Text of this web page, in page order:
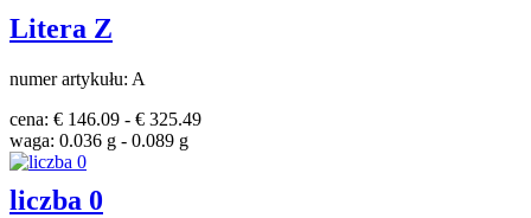
Litera Z
numer artykułu: A
cena: € 146.09 - € 325.49
waga: 0.036 g - 0.089 g
liczba 0